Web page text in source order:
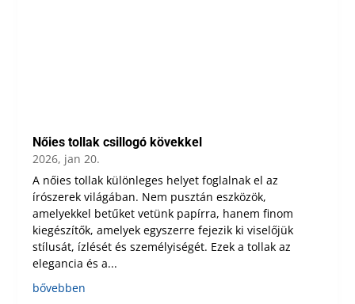
Nőies tollak csillogó kövekkel
2026, jan 20.
A nőies tollak különleges helyet foglalnak el az
írószerek világában. Nem pusztán eszközök,
amelyekkel betűket vetünk papírra, hanem finom
kiegészítők, amelyek egyszerre fejezik ki viselőjük
stílusát, ízlését és személyiségét. Ezek a tollak az
elegancia és a...
bővebben